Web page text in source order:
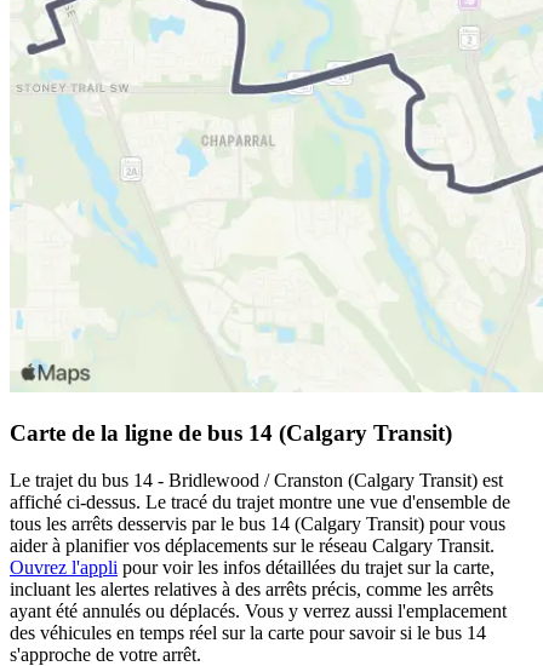
Carte de la ligne de bus 14 (Calgary Transit)
Le trajet du bus 14 - Bridlewood / Cranston (Calgary Transit) est
affiché ci-dessus. Le tracé du trajet montre une vue d'ensemble de
tous les arrêts desservis par le bus 14 (Calgary Transit) pour vous
aider à planifier vos déplacements sur le réseau Calgary Transit.
Ouvrez l'appli pour voir les infos détaillées du trajet sur la carte,
incluant les alertes relatives à des arrêts précis, comme les arrêts
ayant été annulés ou déplacés. Vous y verrez aussi l'emplacement
des véhicules en temps réel sur la carte pour savoir si le bus 14
s'approche de votre arrêt.